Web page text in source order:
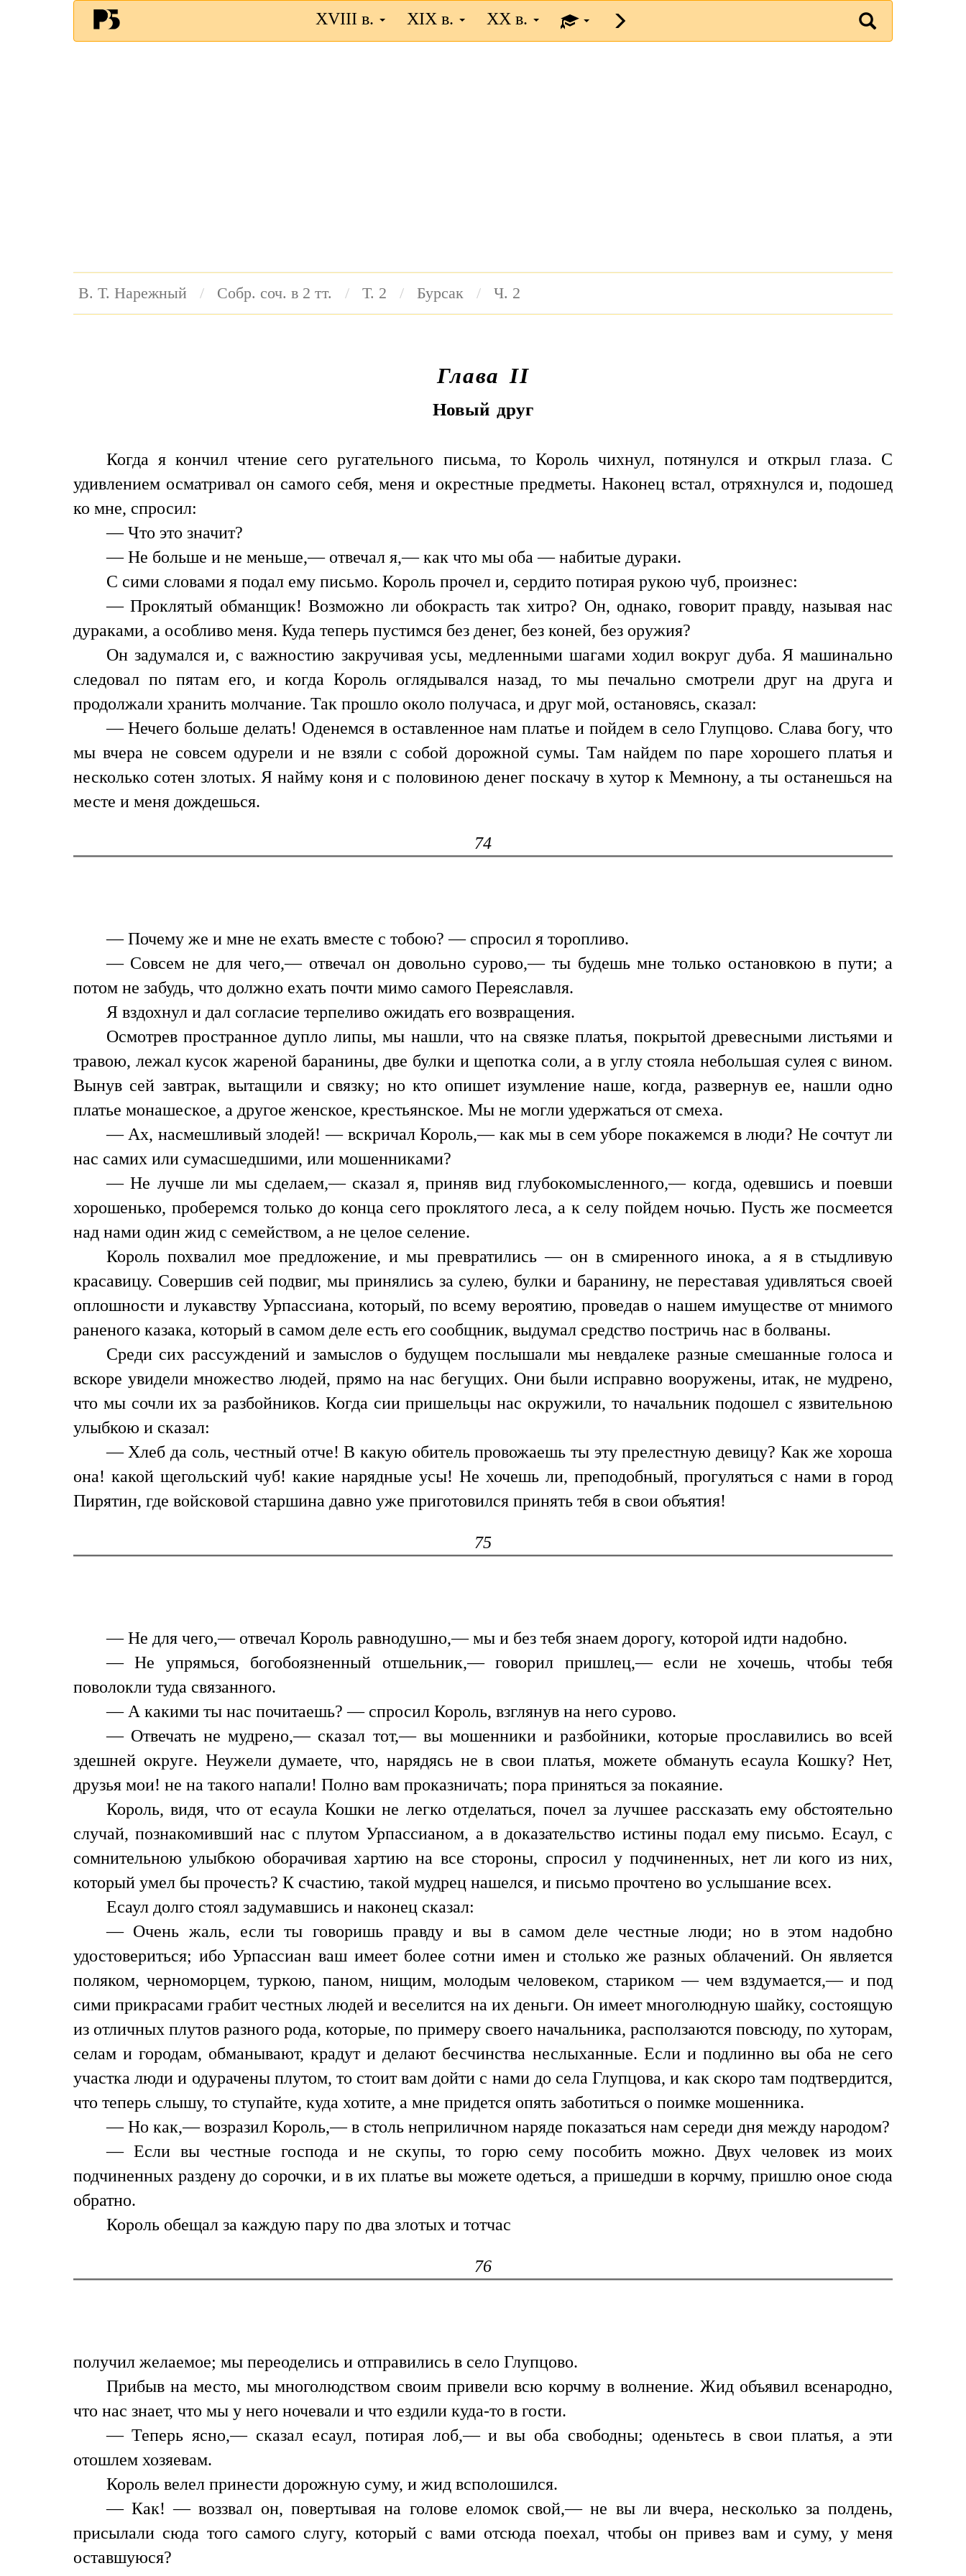
XVIII в. XIX в. XX в.
В. Т. Нарежный Собр. соч. в 2 тт. Т. 2 Бурсак Ч. 2
Глава II
Новый друг
Когда я кончил чтение сего ругательного письма, то Король чихнул, потянулся и открыл глаза. С
удивлением осматривал он самого себя, меня и окрестные предметы. Наконец встал, отряхнулся и, подошед
ко мне, спросил:
— Что это значит?
— Не больше и не меньше,— отвечал я,— как что мы оба — набитые дураки.
С сими словами я подал ему письмо. Король прочел и, сердито потирая рукою чуб, произнес:
— Проклятый обманщик! Возможно ли обокрасть так хитро? Он, однако, говорит правду, называя нас
дураками, а особливо меня. Куда теперь пустимся без денег, без коней, без оружия?
Он задумался и, с важностию закручивая усы, медленными шагами ходил вокруг дуба. Я машинально
следовал по пятам его, и когда Король оглядывался назад, то мы печально смотрели друг на друга и
продолжали хранить молчание. Так прошло около получаса, и друг мой, остановясь, сказал:
— Нечего больше делать! Оденемся в оставленное нам платье и пойдем в село Глупцово. Слава богу, что
мы вчера не совсем одурели и не взяли с собой дорожной сумы. Там найдем по паре хорошего платья и
несколько сотен злотых. Я найму коня и с половиною денег поскачу в хутор к Мемнону, а ты останешься на
месте и меня дождешься.
74
— Почему же и мне не ехать вместе с тобою? — спросил я торопливо.
— Совсем не для чего,— отвечал он довольно сурово,— ты будешь мне только остановкою в пути; а
потом не забудь, что должно ехать почти мимо самого Переяславля.
Я вздохнул и дал согласие терпеливо ожидать его возвращения.
Осмотрев пространное дупло липы, мы нашли, что на связке платья, покрытой древесными листьями и
травою, лежал кусок жареной баранины, две булки и щепотка соли, а в углу стояла небольшая сулея с вином.
Вынув сей завтрак, вытащили и связку; но кто опишет изумление наше, когда, развернув ее, нашли одно
платье монашеское, а другое женское, крестьянское. Мы не могли удержаться от смеха.
— Ах, насмешливый злодей! — вскричал Король,— как мы в сем уборе покажемся в люди? Не сочтут ли
нас самих или сумасшедшими, или мошенниками?
— Не лучше ли мы сделаем,— сказал я, приняв вид глубокомысленного,— когда, одевшись и поевши
хорошенько, проберемся только до конца сего проклятого леса, а к селу пойдем ночью. Пусть же посмеется
над нами один жид с семейством, а не целое селение.
Король похвалил мое предложение, и мы превратились — он в смиренного инока, а я в стыдливую
красавицу. Совершив сей подвиг, мы принялись за сулею, булки и баранину, не переставая удивляться своей
оплошности и лукавству Урпассиана, который, по всему вероятию, проведав о нашем имуществе от мнимого
раненого казака, который в самом деле есть его сообщник, выдумал средство постричь нас в болваны.
Среди сих рассуждений и замыслов о будущем послышали мы невдалеке разные смешанные голоса и
вскоре увидели множество людей, прямо на нас бегущих. Они были исправно вооружены, итак, не мудрено,
что мы сочли их за разбойников. Когда сии пришельцы нас окружили, то начальник подошел с язвительною
улыбкою и сказал:
— Хлеб да соль, честный отче! В какую обитель провожаешь ты эту прелестную девицу? Как же хороша
она! какой щегольский чуб! какие нарядные усы! Не хочешь ли, преподобный, прогуляться с нами в город
Пирятин, где войсковой старшина давно уже приготовился принять тебя в свои объятия!
75
— Не для чего,— отвечал Король равнодушно,— мы и без тебя знаем дорогу, которой идти надобно.
— Не упрямься, богобоязненный отшельник,— говорил пришлец,— если не хочешь, чтобы тебя
поволокли туда связанного.
— А какими ты нас почитаешь? — спросил Король, взглянув на него сурово.
— Отвечать не мудрено,— сказал тот,— вы мошенники и разбойники, которые прославились во всей
здешней округе. Неужели думаете, что, нарядясь не в свои платья, можете обмануть есаула Кошку? Нет,
друзья мои! не на такого напали! Полно вам проказничать; пора приняться за покаяние.
Король, видя, что от есаула Кошки не легко отделаться, почел за лучшее рассказать ему обстоятельно
случай, познакомивший нас с плутом Урпассианом, а в доказательство истины подал ему письмо. Есаул, с
сомнительною улыбкою оборачивая хартию на все стороны, спросил у подчиненных, нет ли кого из них,
который умел бы прочесть? К счастию, такой мудрец нашелся, и письмо прочтено во услышание всех.
Есаул долго стоял задумавшись и наконец сказал:
— Очень жаль, если ты говоришь правду и вы в самом деле честные люди; но в этом надобно
удостовериться; ибо Урпассиан ваш имеет более сотни имен и столько же разных облачений. Он является
поляком, черноморцем, туркою, паном, нищим, молодым человеком, стариком — чем вздумается,— и под
сими прикрасами грабит честных людей и веселится на их деньги. Он имеет многолюдную шайку, состоящую
из отличных плутов разного рода, которые, по примеру своего начальника, расползаются повсюду, по хуторам,
селам и городам, обманывают, крадут и делают бесчинства неслыханные. Если и подлинно вы оба не сего
участка люди и одурачены плутом, то стоит вам дойти с нами до села Глупцова, и как скоро там подтвердится,
что теперь слышу, то ступайте, куда хотите, а мне придется опять заботиться о поимке мошенника.
— Но как,— возразил Король,— в столь неприличном наряде показаться нам середи дня между народом?
— Если вы честные господа и не скупы, то горю сему пособить можно. Двух человек из моих
подчиненных раздену до сорочки, и в их платье вы можете одеться, а пришедши в корчму, пришлю оное сюда
обратно.
Король обещал за каждую пару по два злотых и тотчас
76
получил желаемое; мы переоделись и отправились в село Глупцово.
Прибыв на место, мы многолюдством своим привели всю корчму в волнение. Жид объявил всенародно,
что нас знает, что мы у него ночевали и что ездили куда-то в гости.
— Теперь ясно,— сказал есаул, потирая лоб,— и вы оба свободны; оденьтесь в свои платья, а эти
отошлем хозяевам.
Король велел принести дорожную суму, и жид всполошился.
— Как! — воззвал он, повертывая на голове еломок свой,— не вы ли вчера, несколько за полдень,
присылали сюда того самого слугу, который с вами отсюда поехал, чтобы он привез вам и суму, у меня
оставшуюся?